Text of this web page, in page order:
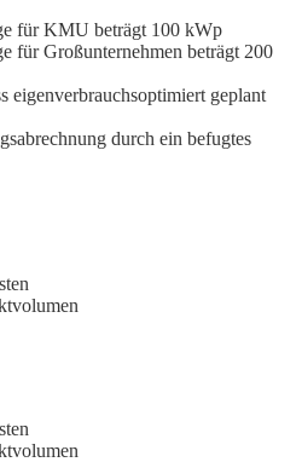
für KMU beträgt 100 kWp
für Großunternehmen beträgt 200
eigenverbrauchsoptimiert geplant
durch ein befugtes